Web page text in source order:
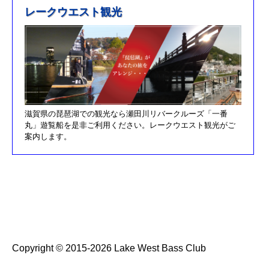
H30/11/7釣果情報更新しました
H30/9/30臨時休業のお知らせ！！
H30/9/24釣果情報更新しました
H30/7/21釣果情報更新しました
H30/4/21釣果情報更新しました
H30/3/3釣果情報更新しました
H30/2/17釣果情報更新しました
H30/2/8釣果情報更新しました
H29/12/10オーナズカップ更新しました
H29/11/3釣果情報更新しました
レークウエスト観光
滋賀県の琵琶湖での観光なら瀬田川リバークルーズ「一番
丸」遊覧船を是非ご利用ください。レークウエスト観光がご
案内します。
Copyright © 2015-2026 Lake West Bass Club